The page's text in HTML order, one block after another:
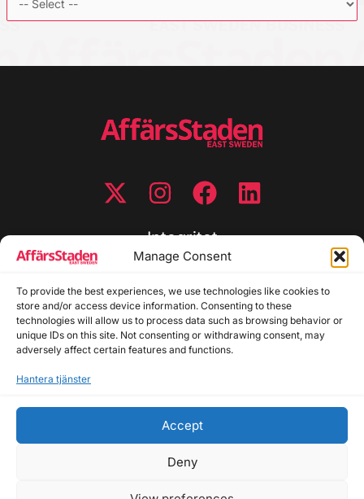
Manage Consent
To provide the best experiences, we use technologies like cookies to
store and/or access device information. Consenting to these
technologies will allow us to process data such as browsing behavior or
unique IDs on this site. Not consenting or withdrawing consent, may
adversely affect certain features and functions.
Hantera tjänster
Accept
Deny
Integritet
Cookiepolicy
Disclaimer
Redaktionell policy
Utgivarinformation
Allmänna frågor: info@affarsstaden.se | Tipsa
annons@affarsstaden.se